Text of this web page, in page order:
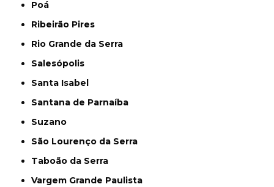
Poá
Ribeirão Pires
Rio Grande da Serra
Salesópolis
Santa Isabel
Santana de Parnaíba
Suzano
São Lourenço da Serra
Taboão da Serra
Vargem Grande Paulista